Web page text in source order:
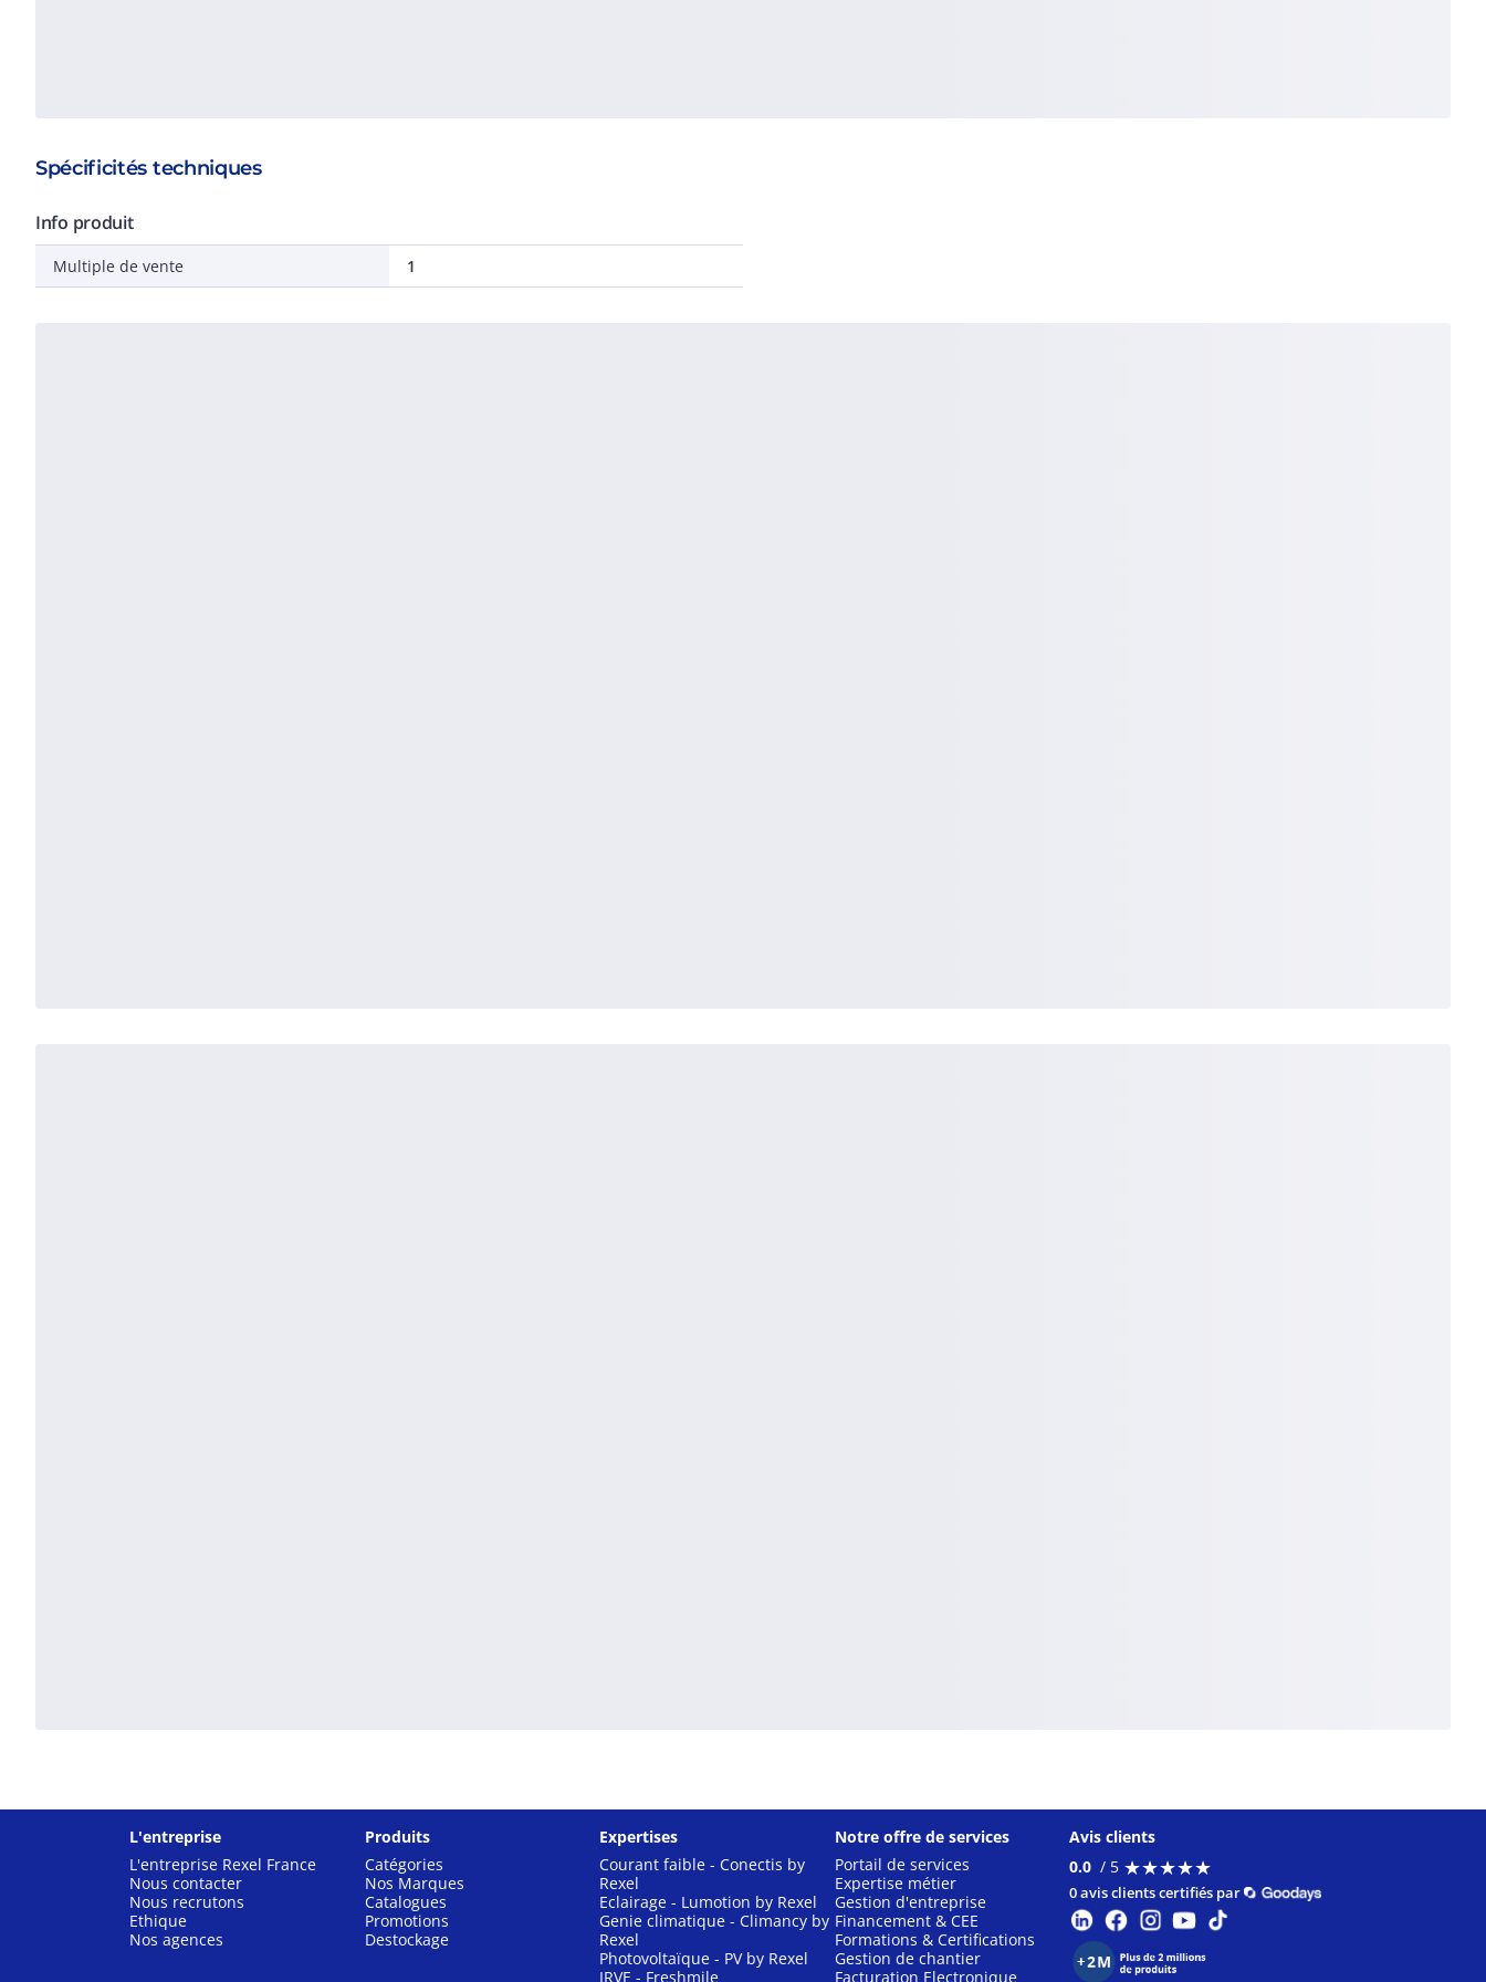
Spécificités techniques
Info produit
Multiple de vente 1
L'entreprise
L'entreprise Rexel France
Nous contacter
Nous recrutons
Ethique
Nos agences
Produits
Catégories
Nos Marques
Catalogues
Promotions
Destockage
Expertises
Courant faible - Conectis by
Rexel
Eclairage - Lumotion by Rexel
Genie climatique - Climancy by
Rexel
Photovoltaïque - PV by Rexel
IRVE - Freshmile
Notre offre de services
Portail de services
Expertise métier
Gestion d'entreprise
Financement & CEE
Formations & Certifications
Gestion de chantier
Facturation Electronique
Avis clients
0.0 / 5 ★★★★★
★★★★★
0 avis clients certifiés par